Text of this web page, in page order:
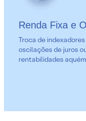
Renda Fixa e
Troca de
oscilações de juros
rentabilidades